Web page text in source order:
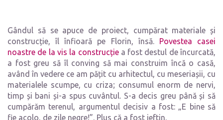
Gândul să se apuce de proiect, cumpărat materiale și
construcție, îl înfioară pe Florin, însă. Povestea casei
noastre de la vis la construcțiea fost destul de încurcată,
a fost greu să îl conving să mai construim încă o casă,
având în vedere ce am pățit cu arhitectul, cu meseriașii, cu
materialele scumpe, cu criza; consumul enorm de nervi,
timp și bani și-a spus cuvântul. S-a decis greu până și să
cumpărăm terenul, argumentul decisiv a fost: „E bine să
fie acolo, de zile negre!”. Plus că a fost ieftin.